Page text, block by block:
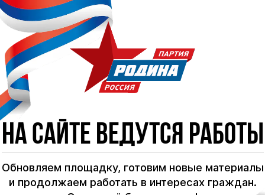
На сайте ведутся работы
Обновляем площадку, готовим новые материалы
и продолжаем работать в интересах граждан.